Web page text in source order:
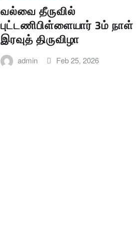
வல்வை தீருவில்
புட்டணிபிள்ளையார் 3ம் நாள்
இரவுத் திருவிழா
admin Feb 25, 2026